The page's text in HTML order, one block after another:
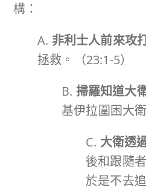
構：
A. 非利士人前來攻
拯救。（23:1-5）
B. 掃羅知道大
基伊拉圍困大
C. 大衛透
後和跟隨
於是不去